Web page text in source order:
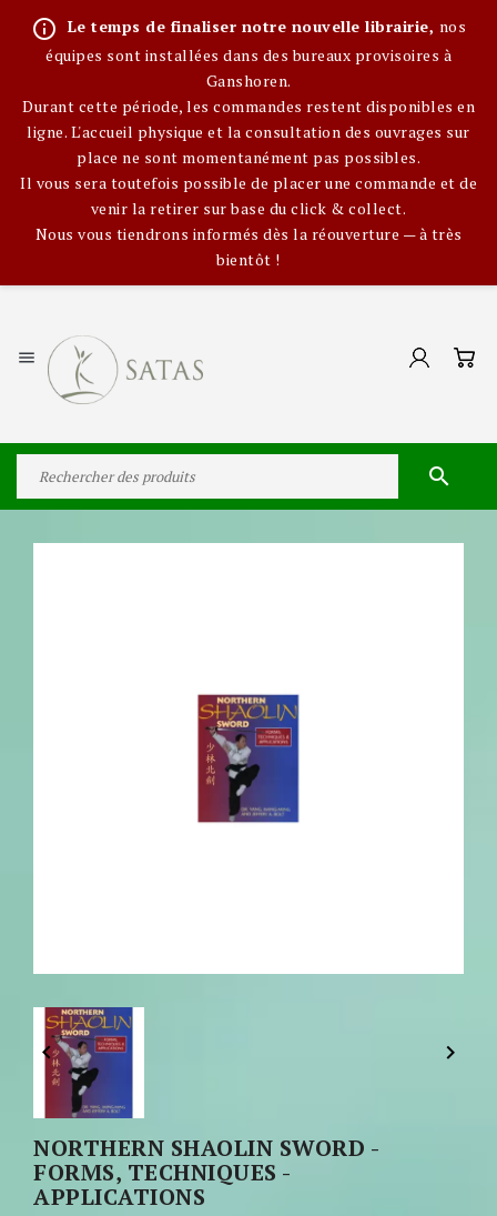
info_outline Le temps de finaliser notre nouvelle librairie, nos
équipes sont installées dans des bureaux provisoires à
Ganshoren.
Durant cette période, les commandes restent disponibles en
ligne. L'accueil physique et la consultation des ouvrages sur
place ne sont momentanément pas possibles.
Il vous sera toutefois possible de placer une commande et de
venir la retirer sur base du click & collect.
Nous vous tiendrons informés dès la réouverture — à très
bientôt !


 
NORTHERN SHAOLIN SWORD -
FORMS, TECHNIQUES -
APPLICATIONS